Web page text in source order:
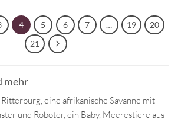
4 5 6 7 … 19
20
21
mehr
eine afrikanische Savanne mit
und Roboter, ein Baby, Meerestiere aus